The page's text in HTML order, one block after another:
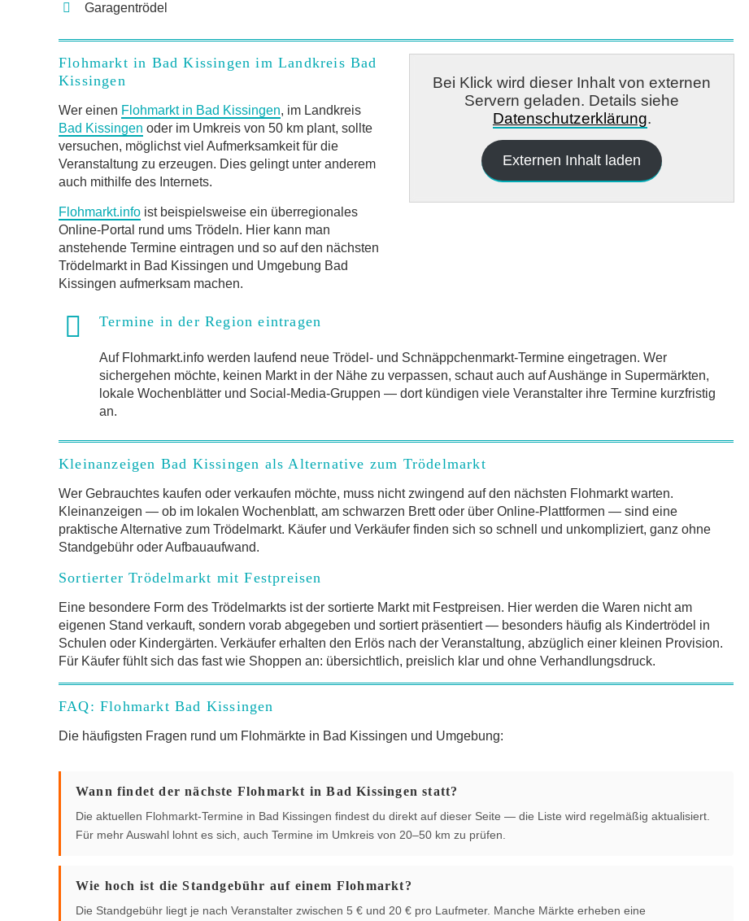
Garagentrödel
Flohmarkt in Bad Kissingen im Landkreis Bad
Kissingen
Wer einen Flohmarkt in Bad Kissingen, im Landkreis
Bad Kissingen oder im Umkreis von 50 km plant, sollte
versuchen, möglichst viel Aufmerksamkeit für die
Veranstaltung zu erzeugen. Dies gelingt unter anderem
auch mithilfe des Internets.
Flohmarkt.info ist beispielsweise ein überregionales
Online-Portal rund ums Trödeln. Hier kann man
anstehende Termine eintragen und so auf den nächsten
Trödelmarkt in Bad Kissingen und Umgebung Bad
Kissingen aufmerksam machen.
Bei Klick wird dieser Inhalt von externen
Servern geladen. Details siehe
Datenschutzerklärung.
Externen Inhalt laden
Termine in der Region eintragen
Auf Flohmarkt.info werden laufend neue Trödel- und Schnäppchenmarkt-Termine eingetragen. Wer
sichergehen möchte, keinen Markt in der Nähe zu verpassen, schaut auch auf Aushänge in Supermärkten,
lokale Wochenblätter und Social-Media-Gruppen — dort kündigen viele Veranstalter ihre Termine kurzfristig
an.
Kleinanzeigen Bad Kissingen als Alternative zum Trödelmarkt
Wer Gebrauchtes kaufen oder verkaufen möchte, muss nicht zwingend auf den nächsten Flohmarkt warten.
Kleinanzeigen — ob im lokalen Wochenblatt, am schwarzen Brett oder über Online-Plattformen — sind eine
praktische Alternative zum Trödelmarkt. Käufer und Verkäufer finden sich so schnell und unkompliziert, ganz ohne
Standgebühr oder Aufbauaufwand.
Sortierter Trödelmarkt mit Festpreisen
Eine besondere Form des Trödelmarkts ist der sortierte Markt mit Festpreisen. Hier werden die Waren nicht am
eigenen Stand verkauft, sondern vorab abgegeben und sortiert präsentiert — besonders häufig als Kindertrödel in
Schulen oder Kindergärten. Verkäufer erhalten den Erlös nach der Veranstaltung, abzüglich einer kleinen Provision.
Für Käufer fühlt sich das fast wie Shoppen an: übersichtlich, preislich klar und ohne Verhandlungsdruck.
FAQ: Flohmarkt Bad Kissingen
Die häufigsten Fragen rund um Flohmärkte in Bad Kissingen und Umgebung:
Wann findet der nächste Flohmarkt in Bad Kissingen statt?
Die aktuellen Flohmarkt-Termine in Bad Kissingen findest du direkt auf dieser Seite — die Liste wird regelmäßig aktualisiert.
Für mehr Auswahl lohnt es sich, auch Termine im Umkreis von 20–50 km zu prüfen.
Wie hoch ist die Standgebühr auf einem Flohmarkt?
Die Standgebühr liegt je nach Veranstalter zwischen 5 € und 20 € pro Laufmeter. Manche Märkte erheben eine